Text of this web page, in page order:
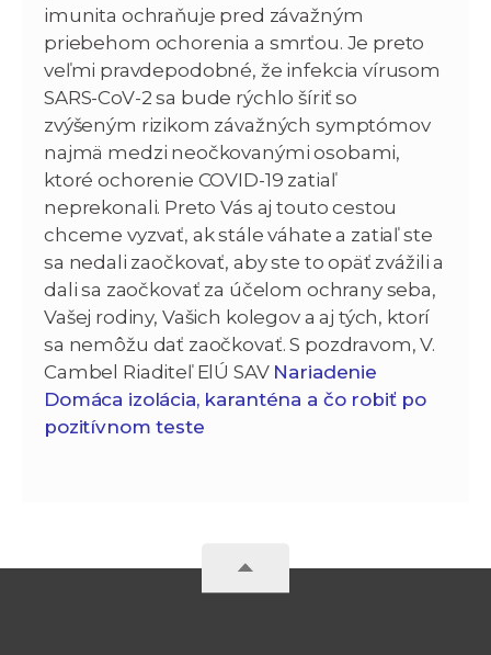
imunita ochraňuje pred závažným
priebehom ochorenia a smrťou. Je preto
veľmi pravdepodobné, že infekcia vírusom
SARS-CoV-2 sa bude rýchlo šíriť so
zvýšeným rizikom závažných symptómov
najmä medzi neočkovanými osobami,
ktoré ochorenie COVID-19 zatiaľ
neprekonali. Preto Vás aj touto cestou
chceme vyzvať, ak stále váhate a zatiaľ ste
sa nedali zaočkovať, aby ste to opäť zvážili a
dali sa zaočkovať za účelom ochrany seba,
Vašej rodiny, Vašich kolegov a aj tých, ktorí
sa nemôžu dať zaočkovať. S pozdravom, V.
Cambel Riaditeľ ElÚ SAV Nariadenie
Domáca izolácia, karanténa a čo robiť po
pozitívnom teste